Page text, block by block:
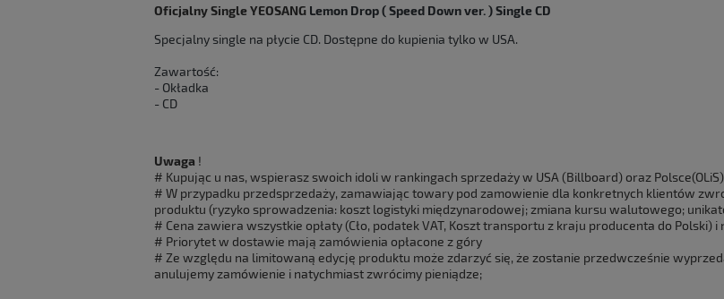
Cena nie zawiera ewentualnych
Oficjalny Single YEOSANG Lemon Drop ( Speed Down ver. ) Single CD
Specjalny single na płycie CD. Dostępne do kupienia tylko w USA.
Zawartość:
- Okładka
- CD
Uwaga !
# Kupując u nas, wspierasz swoich idoli w rankingach sprzedaży w USA (Billboard) oraz Polsce(OLiS)
# W przypadku przedsprzedaży, zamawiając towary pod zamowienie dla konkretnych klientów
produktu (ryzyko sprowadzenia: koszt logistyki międzynarodowej; zmiana kursu walutowego;
# Cena zawiera wszystkie opłaty (Cło, podatek VAT, Koszt transportu z kraju producenta do Polski) i
# Priorytet w dostawie mają zamówienia opłacone z góry
# Ze względu na limitowaną edycję produktu może zdarzyć się, że zostanie przedwcześnie
anulujemy zamówienie i natychmiast zwrócimy pieniądze;